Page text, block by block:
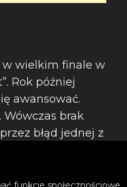
w wielkim finale w
Rok później
awansować.
Wówczas brak
błąd jednej z